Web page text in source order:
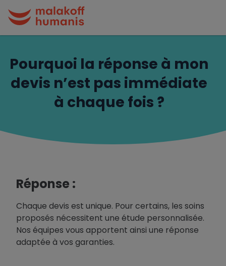
Pourquoi la réponse à mon
devis n’est pas immédiate
à chaque fois ?
Réponse :
Chaque devis est unique. Pour certains, les soins
proposés nécessitent une étude personnalisée.
Nos équipes vous apportent ainsi une réponse
adaptée à vos garanties.